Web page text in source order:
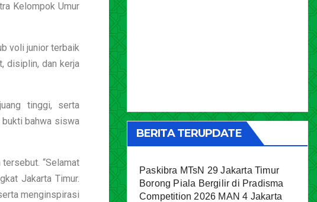
Kelompok Umur
voli junior terbaik
disiplin, dan kerja
tinggi, serta
bahwa siswa
“Selamat
Jakarta Timur.
menginspirasi
BERITA TERUPDATE
Paskibra MTsN 29 Jakarta Timur
Borong Piala Bergilir di Pradisma
Competition 2026 MAN 4 Jakarta